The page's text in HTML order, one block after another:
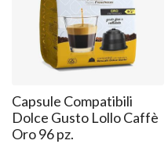
Capsule Compatibili
Dolce Gusto Lollo Caffè
Oro 96 pz.